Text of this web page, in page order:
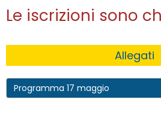
Le iscrizioni sono
Allegati
Programma 17 maggio